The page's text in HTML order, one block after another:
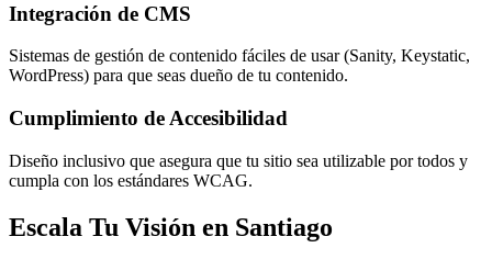
Integración de CMS
Sistemas de gestión de contenido fáciles de usar (Sanity, Keystatic,
WordPress) para que seas dueño de tu contenido.
Cumplimiento de Accesibilidad
Diseño inclusivo que asegura que tu sitio sea utilizable por todos y
cumpla con los estándares WCAG.
Escala Tu Visión en Santiago